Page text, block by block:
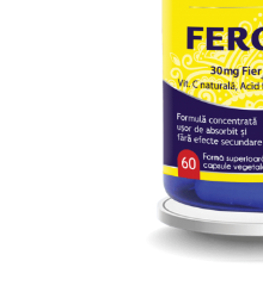
Probiotice si prebiotice
Sistemul respirator
Slabire si control greutate
Balsam masca si tratament
Produse cu SPF Pentru Fata